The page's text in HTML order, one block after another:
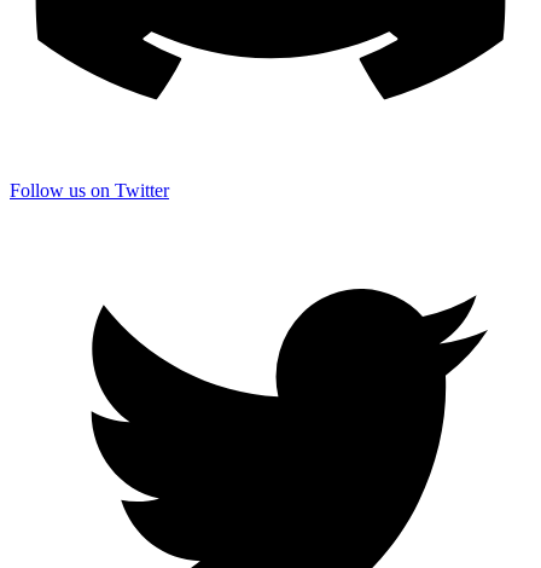
Follow us on Twitter